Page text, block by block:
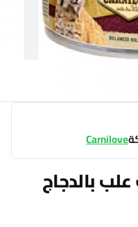
Carnilove
بالدجاج